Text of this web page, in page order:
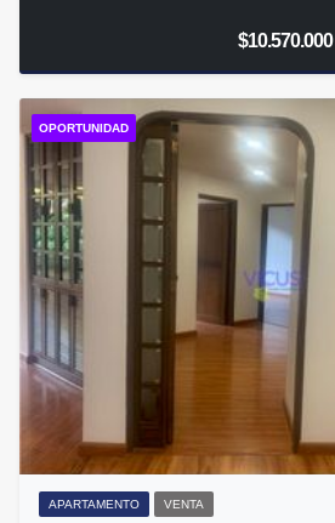
$10.570.000
OPORTUNIDAD
APARTAMENTO VENTA